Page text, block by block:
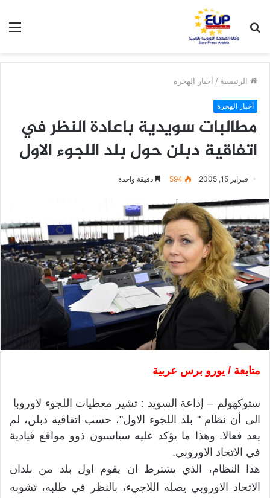
عن
الرئيسية / أخبار الهجرة
أخبار الهجرة
مطالبات سويدية باعادة النظر في
اتفاقية دبلن حول بلد اللجوء الاول
فبراير 15, 2005 594 دقيقة واحدة
متابعة / يورو برس عربية
ستوكهولم – إذاعة السويد : تشير معطيات اللجوء لاوروبا
الى أن نظام " بلد اللجوء الاول"، حسب اتفاقية دبلن، لم
يعد فعالا. وهذا ما يؤكد عليه سياسيون ذوو مواقع قيادية
في الاتحاد الاوروبي.
هذا النظام، الذي يشترط ان يقوم اول بلد من بلدان
الاتحاد الاوروبي يصله اللاجيء، بالنظر في طلبه، تشوبه